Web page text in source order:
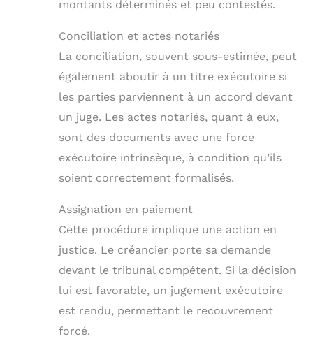
montants déterminés et peu contestés.
Conciliation et actes notariés
La conciliation, souvent sous-estimée, peut
également aboutir à un titre exécutoire si
les parties parviennent à un accord devant
un juge. Les actes notariés, quant à eux,
sont des documents avec une force
exécutoire intrinsèque, à condition qu’ils
soient correctement formalisés.
Assignation en paiement
Cette procédure implique une action en
justice. Le créancier porte sa demande
devant le tribunal compétent. Si la décision
lui est favorable, un jugement exécutoire
est rendu, permettant le recouvrement
forcé.